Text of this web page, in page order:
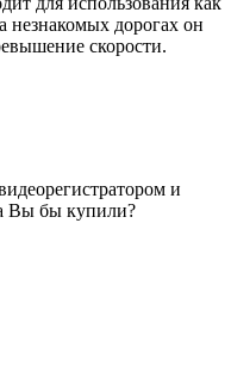
незнакомых дорогах он
скорости.
и
Вы бы купили?